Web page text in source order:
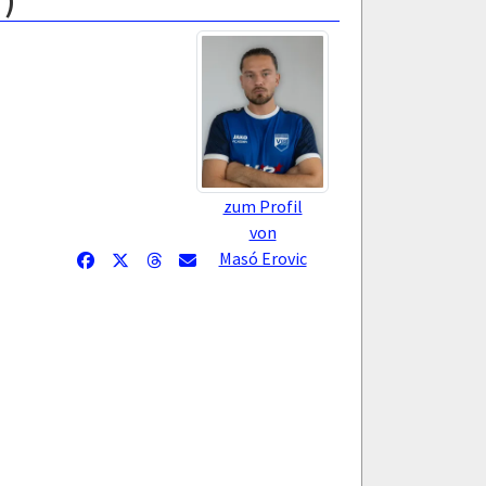
zum Profil
von
Masó Erovic